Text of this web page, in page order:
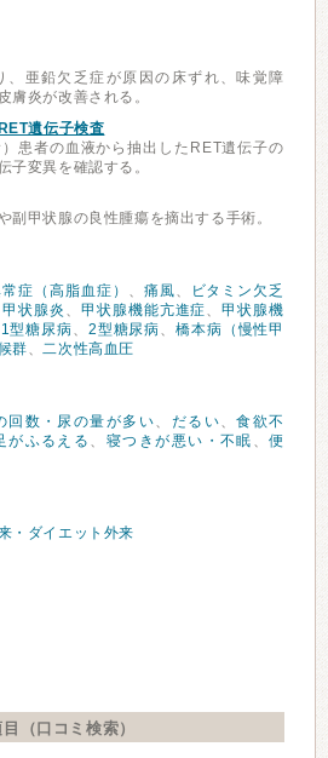
、亜鉛欠乏症が原因の床ずれ、味覚障
膚炎が改善される。
遺伝子検査
患者の血液から抽出したRET遺伝子の
子変異を確認する。
副甲状腺の良性腫瘍を摘出する手術。
症（高脂血症） 、 痛風、
ビタミン欠乏
甲状腺炎 、 甲状腺機能亢進症、甲状腺機
1型糖尿病、 2型糖尿病、橋本病（慢性甲
群、二次性高血圧
回数・尿の量が多い、 だるい、食欲不
がふるえる 、 寝つきが悪い・不眠 、便
・ダイエット外来
（口コミ検索）